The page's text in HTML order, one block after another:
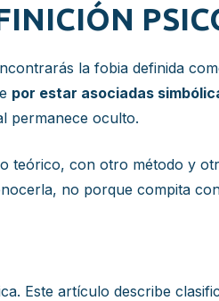
la fobia definida
por estar asociadas
permanece oculto.
teórico, con otro método y
no porque compita
Este artículo describe